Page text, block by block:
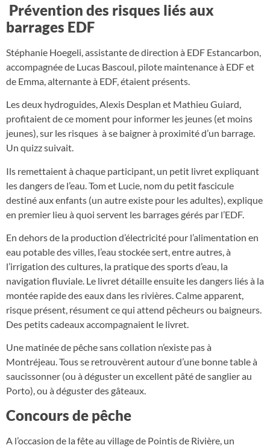
Prévention des risques liés aux
barrages EDF
Stéphanie Hoegeli, assistante de direction à EDF Estancarbon,
accompagnée de Lucas Bascoul, pilote maintenance à EDF et
de Emma, alternante à EDF, étaient présents.
Les deux hydroguides, Alexis Desplan et Mathieu Guiard,
profitaient de ce moment pour informer les jeunes (et moins
jeunes), sur les risques à se baigner à proximité d’un barrage.
Un quizz suivait.
Ils remettaient à chaque participant, un petit livret expliquant
les dangers de l’eau. Tom et Lucie, nom du petit fascicule
destiné aux enfants (un autre existe pour les adultes), explique
en premier lieu à quoi servent les barrages gérés par l’EDF.
En dehors de la production d’électricité pour l’alimentation en
eau potable des villes, l’eau stockée sert, entre autres, à
l’irrigation des cultures, la pratique des sports d’eau, la
navigation fluviale. Le livret détaille ensuite les dangers liés à la
montée rapide des eaux dans les rivières. Calme apparent,
risque présent, résument ce qui attend pêcheurs ou baigneurs.
Des petits cadeaux accompagnaient le livret.
Une matinée de pêche sans collation n’existe pas à
Montréjeau. Tous se retrouvèrent autour d’une bonne table à
saucissonner (ou à déguster un excellent pâté de sanglier au
Porto), ou à déguster des gâteaux.
Concours de pêche
A l’occasion de la fête au village de Pointis de Rivière, un